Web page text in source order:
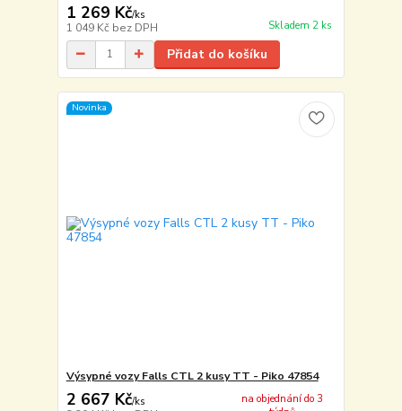
1 269 Kč/ks
1 049 Kč bez DPH Skladem 2 ks
Přidat do košíku
Novinka
Výsypné vozy Falls CTL 2 kusy TT - Piko 47854
2 667 Kč/ks
na objednání do 3